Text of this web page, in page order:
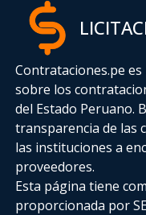
Contrataciones.pe
sobre los
del Estado Peruano.
transparencia de las
las instituciones a
proveedores.
Esta página tiene
proporcionada por